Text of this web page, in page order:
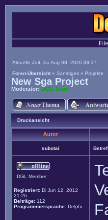
Aktuelle Zeit: Sa Aug 08, 2026 08:37
Foren-Übersicht » Sonstiges » Projekte
New Sga Project
Moderator: DGL-Team
Druckansicht
Autor
subotai
DGL Member
Registriert: Di Jun 12, 2012
21:26
Beiträge: 112
Programmiersprache: Delphi